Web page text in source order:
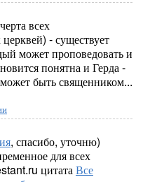
всех
- существует
может проповедовать и
понятна и Герда -
быть священником...
, спасибо, уточню)
для всех
цитатаВсе